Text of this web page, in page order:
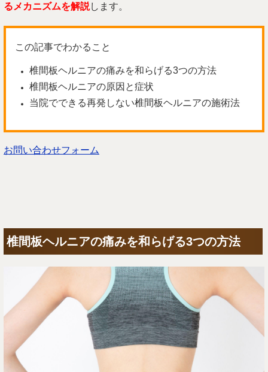
るメカニズムを解説します。
この記事でわかること
椎間板ヘルニアの痛みを和らげる3つの方法
椎間板ヘルニアの原因と症状
当院でできる再発しない椎間板ヘルニアの施術法
お問い合わせフォーム
椎間板ヘルニアの痛みを和らげる3つの方法